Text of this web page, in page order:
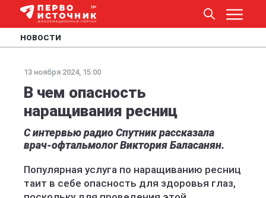
НОВОСТИ
13 ноября 2024, 15:00
В чем опасность
наращивания ресниц
С интервью радио Спутник рассказала
врач-офтальмолог Виктория Баласанян.
Популярная услуга по наращиванию ресниц
таит в себе опасность для здоровья глаз,